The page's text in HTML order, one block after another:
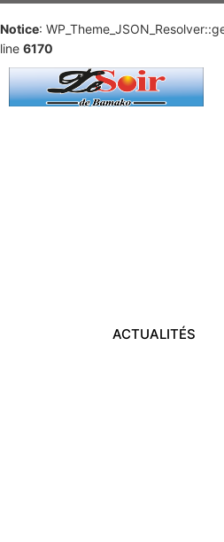
Notice:
line 6170
ACTUALITÉS